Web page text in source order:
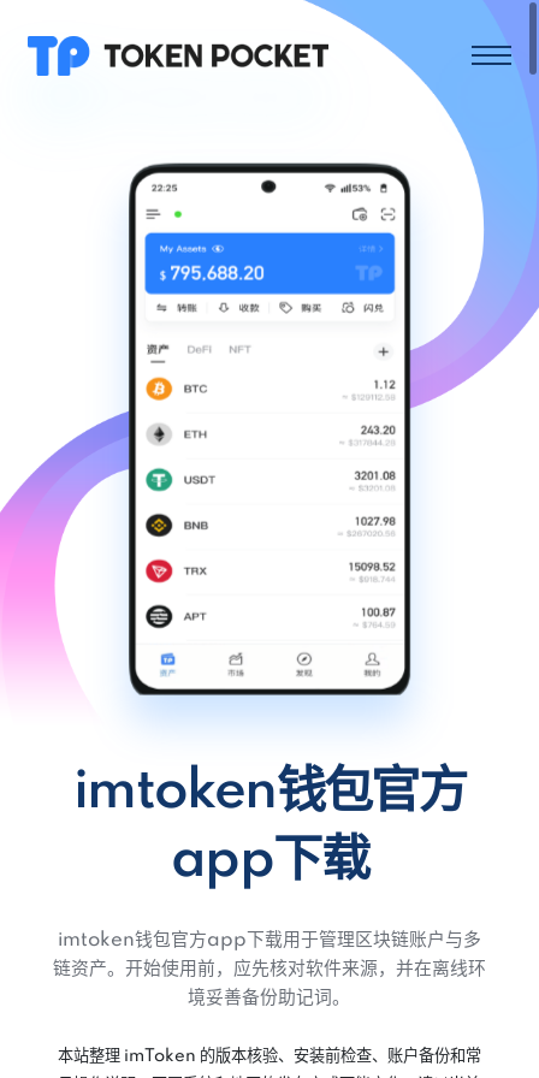
imtoken钱包官方
app下载
imtoken钱包官方app下载用于管理区块链账户与多
链资产。开始使用前，应先核对软件来源，并在离线环
境妥善备份助记词。
本站整理 imToken 的版本核验、安装前检查、账户备份和常